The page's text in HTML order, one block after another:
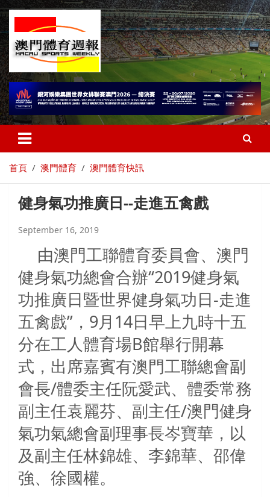
首頁 澳門體育 澳門體育快訊
健身氣功推廣日--走進五禽戲
September 16, 2019
由澳門工聯體育委員會、澳門
健身氣功總會合辦“2019健身氣
功推廣日暨世界健身氣功日-走進
五禽戲”， 9月 14日早上九時十五
分在工人體育場B館舉行開幕
式，出席嘉賓有澳門工聯總會副
會長/體委主任阮愛武、體委常務
副主任袁麗芬、副主任/澳門健身
氣功氣總會副理事長岑寶華，以
及副主任林錦雄、李錦華、邵偉
強、徐國權。